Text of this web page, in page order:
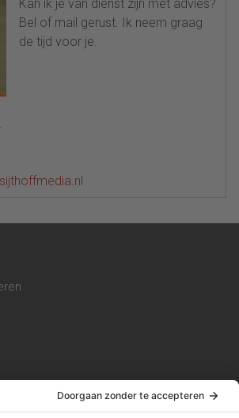
Kan ik je van dienst zijn met advies?
Bel of mail gerust. Ik neem graag
de tijd voor je.